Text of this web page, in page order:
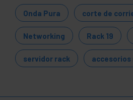
Onda Pura corte de
Networking Rack 19
servidor rack accesorios